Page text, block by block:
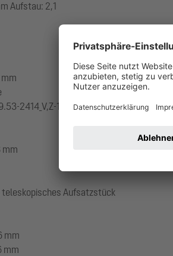
Aufstau: 2,1
2414_V,Z-19.17-1719,Z-19.17-1719_V
mm
Aufsatzstück
mm
mm